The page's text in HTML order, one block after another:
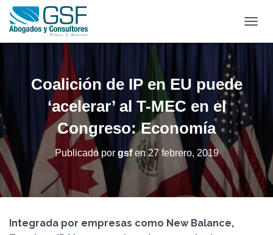
A
O
D
O
E
A
Coalición de IP en EU puede
‘acelerar’ al T-MEC en el
Congreso: Economía
Publicado por gsfen27 febrero, 2019
Integrada por empresas como New Balance,